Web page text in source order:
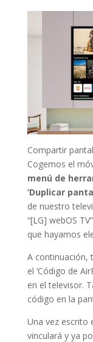
Compartir
Cogemos el
menú de
‘Duplicar
de nuestro
“[LG] webOS
que hayamos
A continuación,
el ‘Código de
en el televisor.
código en la
Una vez escrito
vinculará y ya